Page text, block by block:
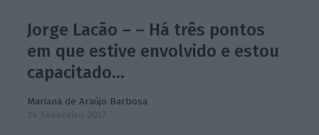
Jorge Lacão – – Há três pontos
em que estive envolvido e estou
capacitado…
Mariana de Araújo Barbosa
24 Fevereiro 2017